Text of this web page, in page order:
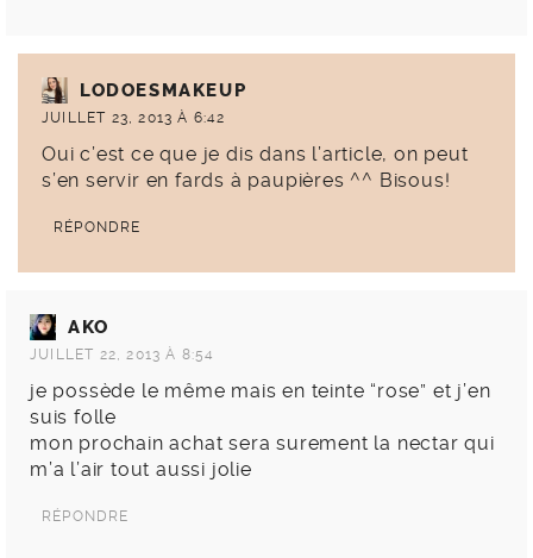
LODOESMAKEUP
JUILLET 23, 2013 À 6:42
Oui c’est ce que je dis dans l’article, on peut
s’en servir en fards à paupières ^^ Bisous!
RÉPONDRE
AKO
JUILLET 22, 2013 À 8:54
je possède le même mais en teinte “rose” et j’en
suis folle
mon prochain achat sera surement la nectar qui
m’a l’air tout aussi jolie
RÉPONDRE